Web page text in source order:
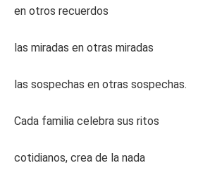
en otros recuerdos
las miradas en otras miradas
las sospechas en otras sospechas.
Cada familia celebra sus ritos
cotidianos, crea de la nada